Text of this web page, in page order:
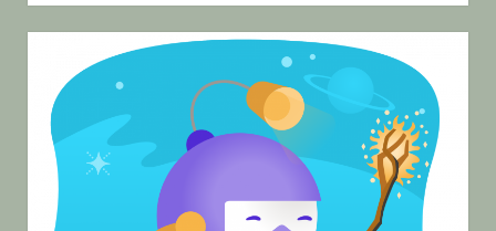
su
Power
Report
Server
on